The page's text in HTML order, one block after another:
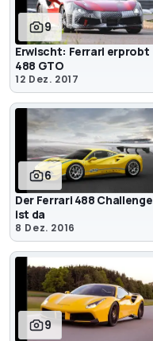
9
Erwischt: Ferrari erprobt
488 GTO
12 Dez. 2017
6
Der Ferrari 488 Challenge
ist da
8 Dez. 2016
9